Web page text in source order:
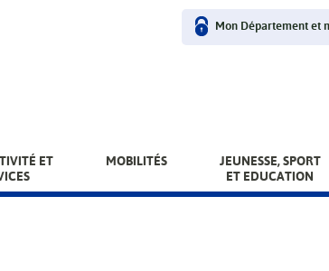
User
Mon Département et
ET
MOBILITÉS
JEUNESSE, SPORT
ET EDUCATION